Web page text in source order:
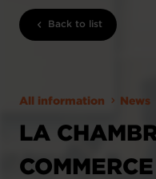
Back to list
All information News
LA